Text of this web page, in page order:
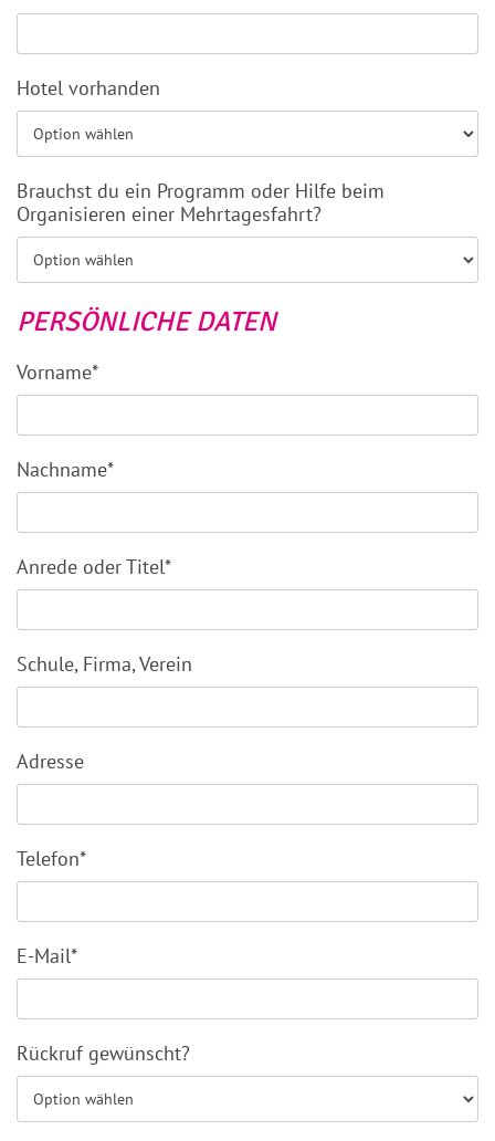
Hotel vorhanden
Brauchst du ein Programm oder Hilfe beim
Organisieren einer Mehrtagesfahrt?
PERSÖNLICHE DATEN
Vorname*
Nachname*
Anrede oder Titel*
Schule, Firma, Verein
Adresse
Telefon*
E-Mail*
Rückruf gewünscht?